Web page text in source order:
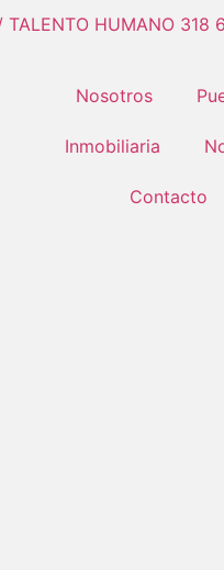
HUMANO 318
Nosotros
Inmobiliaria
Contacto